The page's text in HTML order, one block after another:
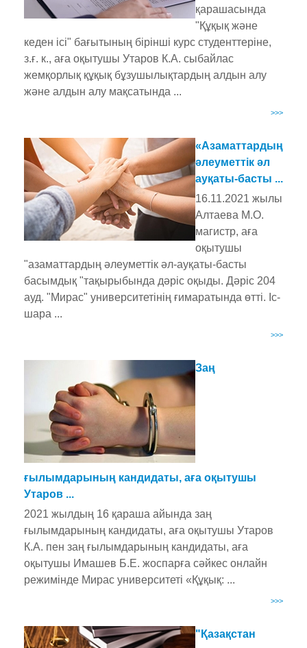
қарашасында
"Құқық және
кеден ісі" бағытының бірінші курс студенттеріне,
з.ғ. к., аға оқытушы Утаров К.А. сыбайлас
жемқорлық құқық бұзушылықтардың алдын алу
және алдын алу мақсатында ...
>>>
«Азаматтардың
әлеуметтік әл
ауқаты-басты ...
16.11.2021 жылы
Алтаева М.О.
магистр, аға
оқытушы
"азаматтардың әлеуметтік әл-ауқаты-басты
басымдық "тақырыбында дәріс оқыды. Дәріс 204
ауд. "Мирас" университетінің ғимаратында өтті. Іс-
шара ...
>>>
Заң
ғылымдарының кандидаты, аға оқытушы
Утаров ...
2021 жылдың 16 қараша айында заң
ғылымдарының кандидаты, аға оқытушы Утаров
К.А. пен заң ғылымдарының кандидаты, аға
оқытушы Имашев Б.Е. жоспарға сәйкес онлайн
режимінде Мирас университеті «Құқық: ...
>>>
"Қазақстан